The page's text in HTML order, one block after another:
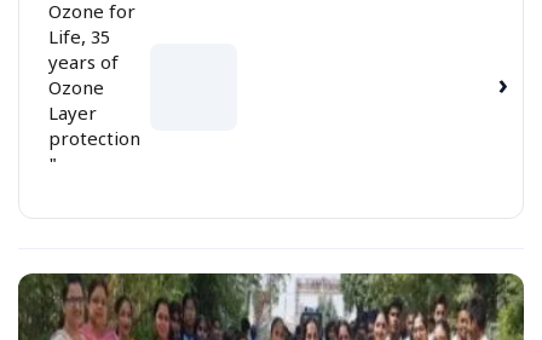
Ozone for
Life, 35
years of
Ozone
Layer
protection
"
›